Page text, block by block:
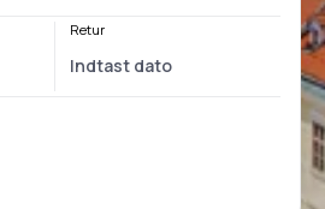
Retur